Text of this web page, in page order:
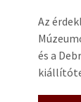
Az
és a